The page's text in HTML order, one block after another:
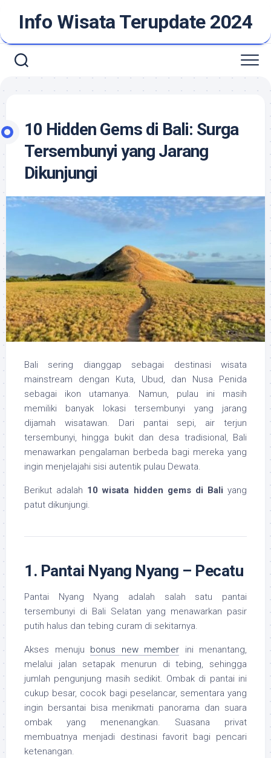
contentInfo Wisata Terupdate 2024
10 Hidden Gems di Bali: Surga
Tersembunyi yang Jarang
Dikunjungi
Bali sering dianggap sebagai destinasi wisata
mainstream dengan Kuta, Ubud, dan Nusa Penida
sebagai ikon utamanya. Namun, pulau ini masih
memiliki banyak lokasi tersembunyi yang jarang
dijamah wisatawan. Dari pantai sepi, air terjun
tersembunyi, hingga bukit dan desa tradisional, Bali
menawarkan pengalaman berbeda bagi mereka yang
ingin menjelajahi sisi autentik pulau Dewata.
Berikut adalah 10 wisata hidden gems di Bali yang
patut dikunjungi.
1. Pantai Nyang Nyang – Pecatu
Pantai Nyang Nyang adalah salah satu pantai
tersembunyi di Bali Selatan yang menawarkan pasir
putih halus dan tebing curam di sekitarnya.
Akses menuju bonus new member ini menantang,
melalui jalan setapak menurun di tebing, sehingga
jumlah pengunjung masih sedikit. Ombak di pantai ini
cukup besar, cocok bagi peselancar, sementara yang
ingin bersantai bisa menikmati panorama dan suara
ombak yang menenangkan. Suasana privat
membuatnya menjadi destinasi favorit bagi pencari
ketenangan.